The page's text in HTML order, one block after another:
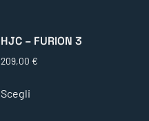
HJC – FURION 3
209,00 €
Scegli